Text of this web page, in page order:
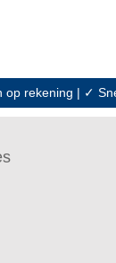
rekening | ✓